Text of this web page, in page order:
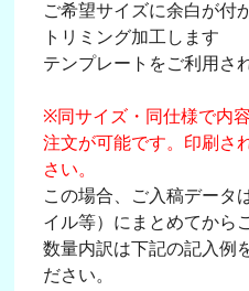
ご希望サイズに余白が付
トリミング加工します
テンプレートをご利用さ
※同サイズ・同仕様で内
注文が可能です。印刷さ
さい。
この場合、ご入稿データ
イル等）にまとめてから
数量内訳は下記の記入例
ださい。